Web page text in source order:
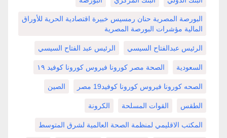
البورصة المصرية حنان رمسيس خبيرة اقتصادية الحرية للأوراق
المالية مؤشرات البورصة المصرية
الرئيس عبدالفتاح السيسي الرئيس عبد الفتاح السيسي
السعودية الصحة مصر كورونا فيروس كورونا كوفيد ١٩
الصحه كورونا فيروس كورونا كوفيد19 مصر الصين
الطقس القوات المسلحة الكرونة
المكتب الاقليمي لمنظمة الصحة العالمية لشرق المتوسط